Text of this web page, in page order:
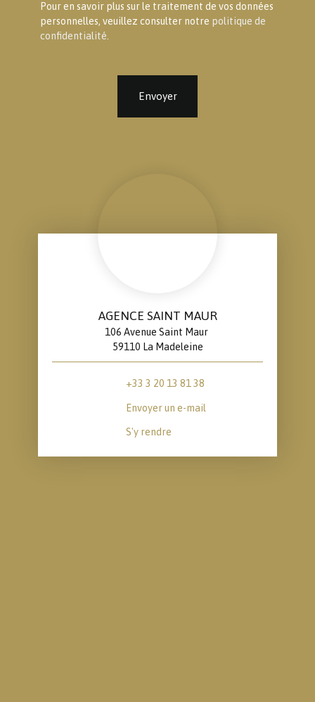
Pour en savoir plus sur le traitement de vos données
personnelles, veuillez consulter notre politique de
confidentialité.
Envoyer
AGENCE SAINT MAUR
106 Avenue Saint Maur
59110 La Madeleine
+33 3 20 13 81 38
Envoyer un e-mail
S'y rendre